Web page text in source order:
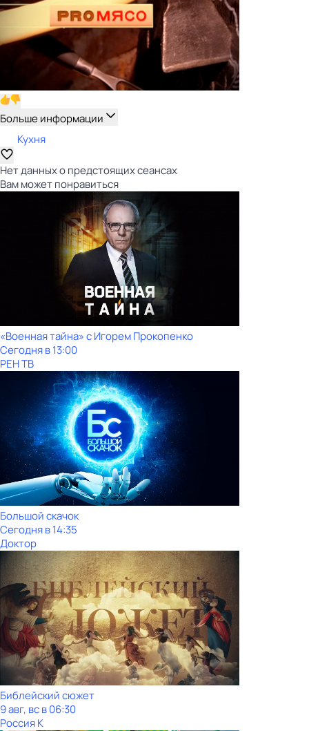
Больше информации
Кухня
Нет данных о предстоящих сеансах
Вам может понравиться
«Военная тайна» с Игорем Прокопенко
Сегодня в 13:00
РЕН ТВ
Большой скачок
Сегодня в 14:35
Доктор
Библейский сюжет
9 авг, вс в 06:30
Россия К